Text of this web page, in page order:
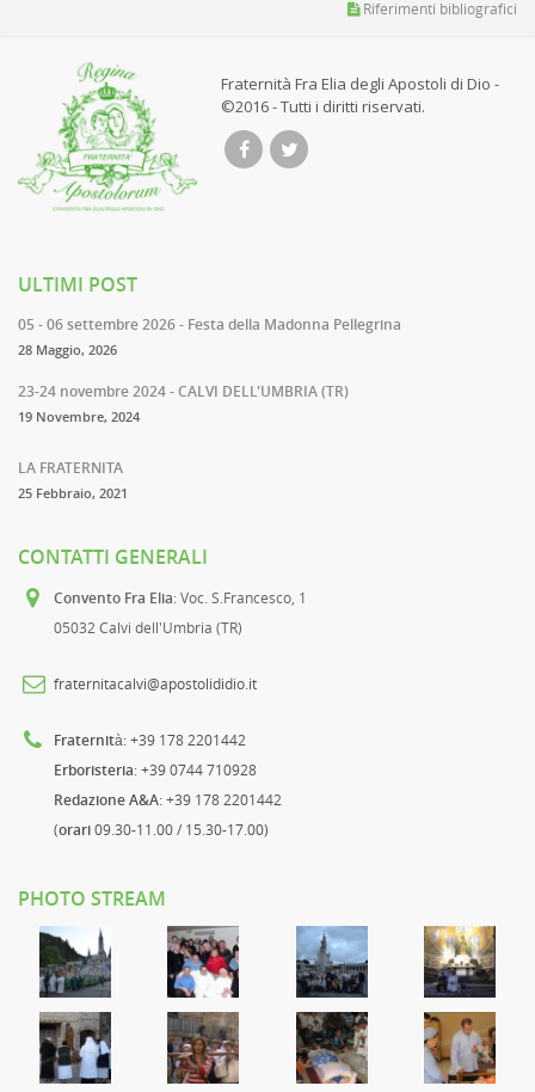
Riferimenti bibliografici
Fraternità Fra Elia degli Apostoli di Dio -
©2016 - Tutti i diritti riservati.
ULTIMI POST
05 - 06 settembre 2026 - Festa della Madonna Pellegrina
28 Maggio, 2026
23-24 novembre 2024 - CALVI DELL'UMBRIA (TR)
19 Novembre, 2024
LA FRATERNITA
25 Febbraio, 2021
CONTATTI GENERALI
Convento Fra Elia: Voc. S.Francesco, 1
05032 Calvi dell'Umbria (TR)
fraternitacalvi@apostolididio.it
Fraternità: +39 178 2201442
Erboristeria: +39 0744 710928
Redazione A&A: +39 178 2201442
(orari09.30-11.00 / 15.30-17.00)
PHOTO STREAM